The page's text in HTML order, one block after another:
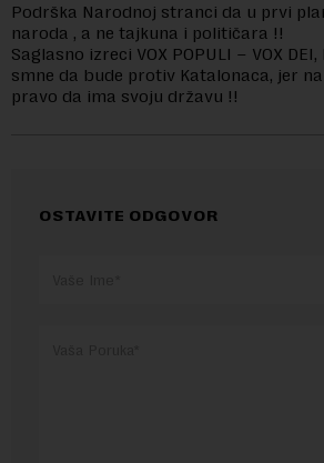
Podrška Narodnoj stranci da u prvi
naroda , a ne tajkuna i političara !!
Saglasno izreci VOX POPULI – VOX
smne da bude protiv Katalonaca, jer
pravo da ima svoju državu !!
OSTAVITE ODGOVOR